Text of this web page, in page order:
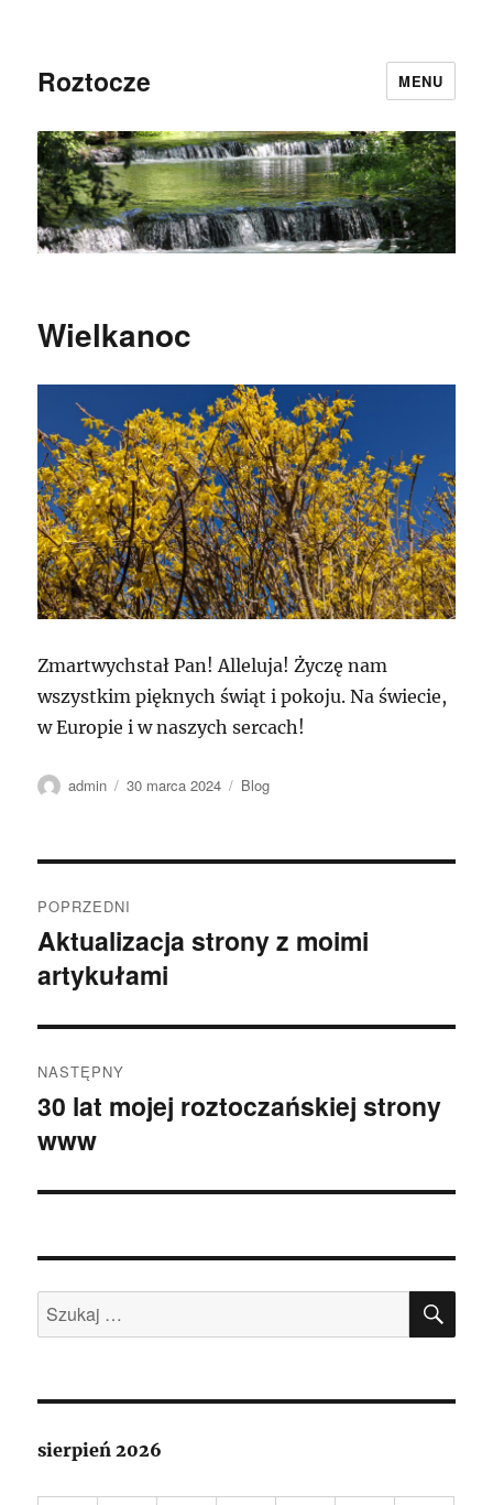
Roztocze MENU
Wielkanoc
Zmartwychstał Pan! Alleluja! Życzę nam
wszystkim pięknych świąt i pokoju. Na świecie,
w Europie i w naszych sercach!
Autor
admin
Data
30 marca 2024 Kategorie
Blog
wpisu
POPRZEDNI
Poprzedni
wpis:
Aktualizacja strony z moimi
artykułami
NASTĘPNY
Następny
wpis:
30 lat mojej roztoczańskiej strony
www
Szukaj:
sierpień 2026